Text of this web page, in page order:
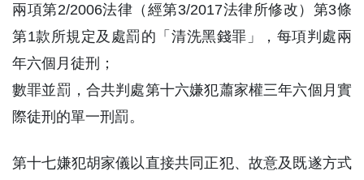
兩項第2/2006法律（經第3/2017法律所修改）第3條
第1款所規定及處罰的「清洗黑錢罪」，每項判處兩
年六個月徒刑；
數罪並罰，合共判處第十六嫌犯蕭家權三年六個月實
際徒刑的單一刑罰。
第十七嫌犯胡家儀以直接共同正犯、故意及既遂方式